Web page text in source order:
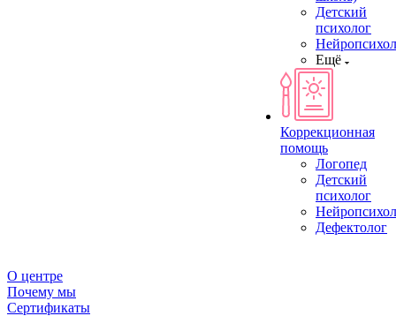
Детский
психолог
Ещё
Коррекционная
помощь
Логопед
Детский
психолог
Дефектолог
О центре
Почему мы
Сертификаты